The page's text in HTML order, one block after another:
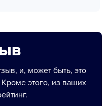
и, может быть, это
этого, из ваших